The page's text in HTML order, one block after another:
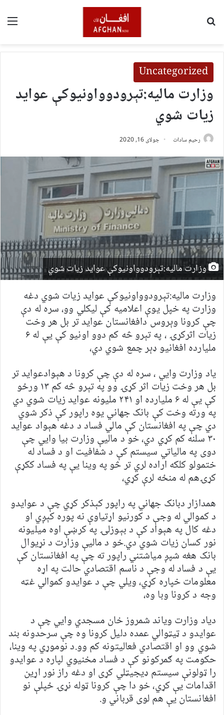
Uncategorized
وزارت مالیه:تېرودوواونیوکې عواید
زیات شوي
رحیم سادات جولای 16, 2020
وزارت مالیه:تېرودوواونیوکې عواید زیات شوي
وزارت مالیه:تېرودوواونیوکې عواید زیات شوي دغه
وزارت په خپل یوې اعلامیه کې لیکلي وو، سره له دې
چې کرونا وېروس دافغانستان عواید تر بل هر وخت
زیات اثرکړۍ ، په تېرو څه کم دوو اونیو کې یې له ۶
ملیارده افغانیو ډېر چمع شوي دي،
یاد وزارت وايي ، سره له دې چې کرونا د هېوادعواید تر
بل هر وخت زیات اثر کړۍ وو په تېرو څه کم ۱۳ ورځو
کې یې له ۶ ملیارده او ۲۴۱ ملیونه عواید زیات شوي دي
په ورته وخت کې بانک جهاني یوه راپور کې ذکر شوي
دي چې په افغانستان کې مالي فساد د دغه هېواد عواید
۳۰ سلنه کم کړي دي، خو د مالیې وزارت بیا وایي چې
دوی په مالیاتي سیستم کې د شفافیت او د فساد له
ختمولو کلکه اراده لري تر څو په وینا یې په فساد ککړې
کړۍهم له منځه لرې کړي،
همدازار دبانک جهاني په راپور کېذکر کړي چې د عوایدو
د کموالي له وجې د کورنیو اړتیاوې نه پوره کېږي او
دغه کال په هېواد کې د بېوزلۍ په کرښې اوه میلیونه
نور کسان زیات شوي دي.خو د مالیې وزارت د نړیوال
بانک هغه شپږ میاشتني راپور ته چې په افغانستان کې
یې د فساد له وجې د ناسم اقتصادي حالت په اړه
معلومات خپاره کړي، ویلي چې د عوایدو کموالي غټه
وجه د کرونا وبا وه،
دیاد وزارت ویاند شمروز خان مسجدي وایي چې د
عوایدو د ټيټوالي عمده دلیل کرونا وه چې سرحدونه بند
شوي وو او اقتصادي فعالیتونه کم وو.د نوموړي په وینا،
حکومت په ګمرکونو کې د فساد مخنیوي لپاره د عوایدو
را ټولونې سیستم ډیجیټلي کړی او دغه راز نور اړین
اقدامات یې کړي، خو دا چې کرونا ټوله نړۍ ځپلې نو
افغانستان یې هم لوی قرباني و.